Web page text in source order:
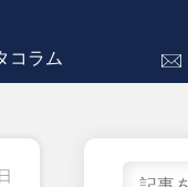
コラム